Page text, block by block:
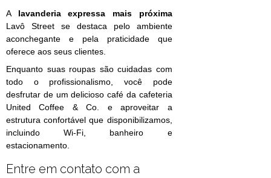
A lavanderia expressa mais próxima
Lavô Street se destaca pelo ambiente
aconchegante e pela praticidade que
oferece aos seus clientes.
Enquanto suas roupas são cuidadas com
todo o profissionalismo, você pode
desfrutar de um delicioso café da cafeteria
United Coffee & Co. e aproveitar a
estrutura confortável que disponibilizamos,
incluindo Wi-Fi, banheiro e
estacionamento.
Entre em contato com a